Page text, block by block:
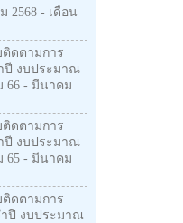
2568 - เดือน
ติดตามการ
ปี งบประมาณ
66 - มีนาคม
ติดตามการ
ปี งบประมาณ
65 - มีนาคม
ติดตามการ
ปี งบประมาณ